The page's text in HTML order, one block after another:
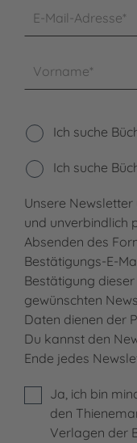
Ich suche
Ich suche
Unsere
und unverbindlich
Absenden des
Bestätigungs-E-
Bestätigung
gewünschten
Daten dienen der
Du kannst den
Ende jedes
Ja, ich bin
den
Verlagen der